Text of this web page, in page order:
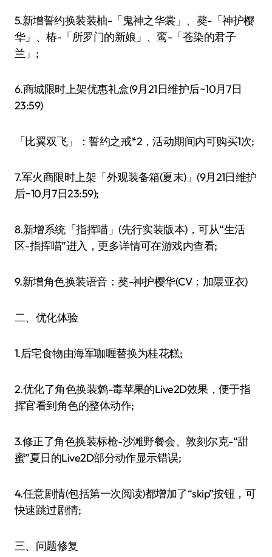
5.新增誓约换装装柚-「鬼神之华裳」、獒-「神护樱
华」、椿-「所罗门的新娘」、鸾-「苍染的君子
兰」;
6.商城限时上架优惠礼盒(9月21日维护后~10月7日
23:59)
「比翼双飞」：誓约之戒*2，活动期间内可购买1次;
7.军火商限时上架「外观装备箱(夏末)」(9月21日维护
后~10月7日23:59);
8.新增系统「指挥喵」(先行实装版本)，可从“生活
区-指挥喵”进入，更多详情可在游戏内查看;
9.新增角色换装语音：獒-神护樱华(CV：加隈亚衣)
二、优化体验
1.后宅食物由海军咖喱替换为桂花糕;
2.优化了角色换装鹩-毒苹果的Live2D效果，便于指
挥官看到角色的整体动作;
3.修正了角色换装标枪-沙滩野餐会、敦刻尔克-“甜
蜜”夏日的Live2D部分动作显示错误;
4.任意剧情(包括第一次阅读)都增加了“skip”按钮，可
快速跳过剧情;
三、问题修复